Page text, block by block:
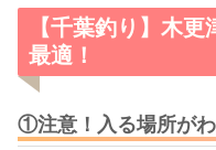
【千葉釣り】木
最適！
①注意！入る場所が